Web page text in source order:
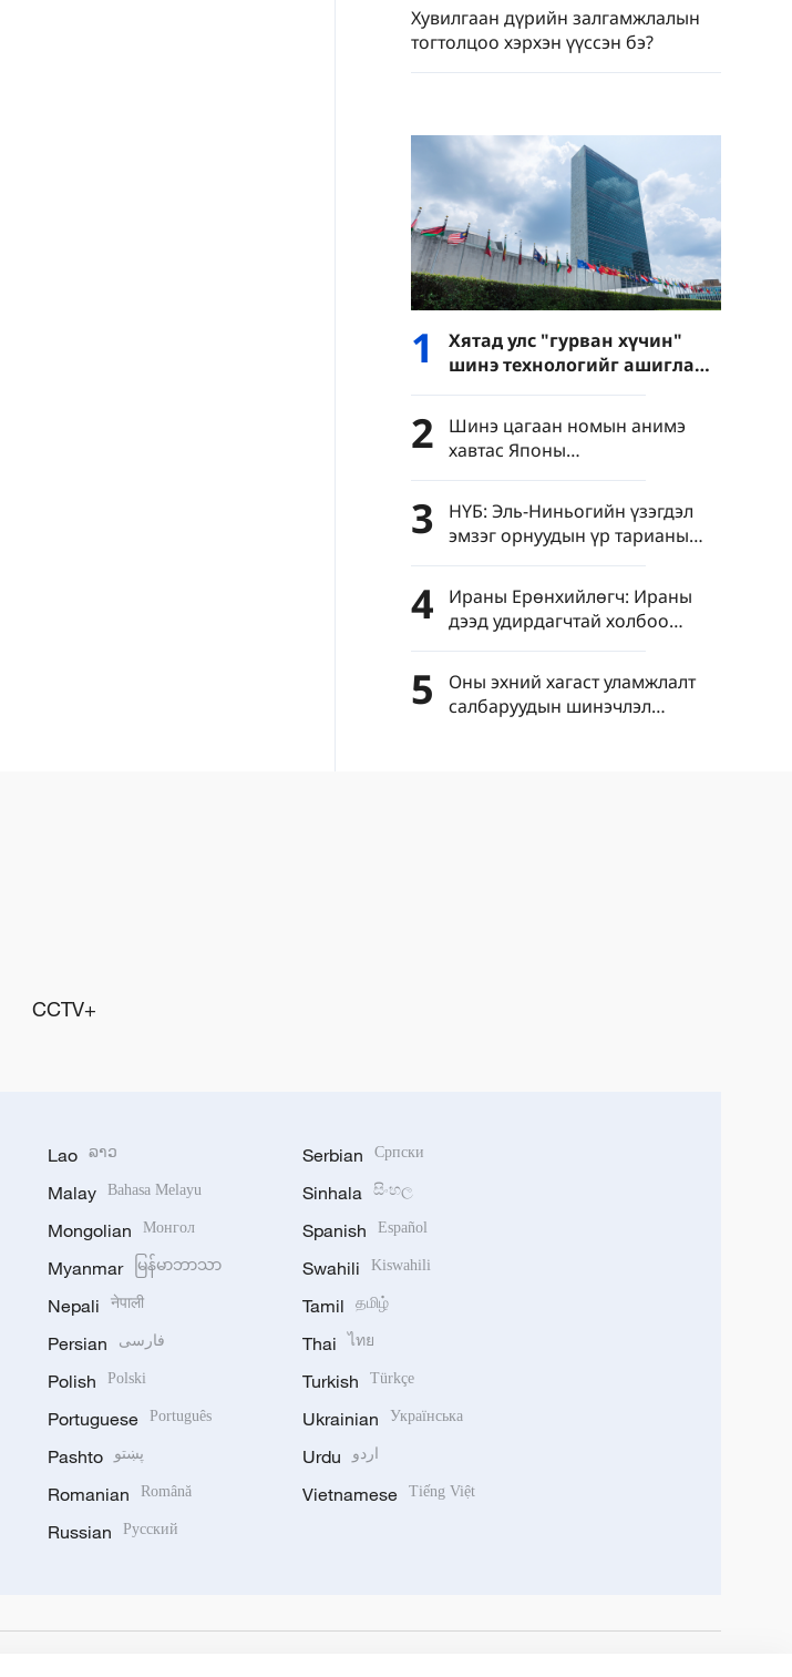
Хувилгаан дүрийн залгамжлалын
тогтолцоо хэрхэн үүссэн бэ?
1
Хятад улс "гурван хүчин"
шинэ технологийг ашиглан
нэвтрэн тархахаас
сэргийлэхийг уриалав
2
Шинэ цагаан номын анимэ
хавтас Японы
"цэрэгжүүлэлтийг дахин
эрчимжүүлэх" шуналыг нууж
чадахгүй
3
НҮБ: Эль-Ниньогийн үзэгдэл
эмзэг орнуудын үр тарианы
асуудлыг улам даамжруулж
болзошгүй
4
Ираны Ерөнхийлөгч: Ираны
дээд удирдагчтай холбоо
барихад "маш хүндрэлтэй"
байна
5
Оны эхний хагаст уламжлалт
салбаруудын шинэчлэл
CCTV+
Lao ລາວ
Malay Bahasa Melayu
Mongolian Монгол
Myanmar မြန်မာဘာသာ
Nepali नेपाली
Persian فارسی
Polish Polski
Portuguese Português
Pashto پښتو
Romanian Română
Russian Русский
Serbian Српски
Sinhala සිංහල
Spanish Español
Swahili Kiswahili
Tamil தமிழ்
Thai ไทย
Turkish Türkçe
Ukrainian Українська
Urdu اردو
Vietnamese Tiếng Việt